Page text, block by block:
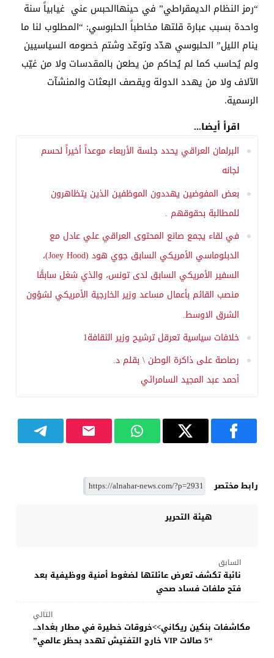
“رمز النظام الديمقراطي” في حينهاالحبس عني غيابياً سنة
واحدة بسبب عبارة قلتها مخاطباً الحلبوسي: “المطلوب لنا ما
ينام الليل” الحلبوسي هدّد وتوعّد وشتم خصومه السياسيين
ولم يُحاسب كما لم يُحاكم من يطعن بالمقدسات ولا من غيّب
الآلاف ولا من يهدد الدولة ويقصف البعثات والمنشآت
الرسمية.
اقرأ أيضا...
البرلمان العراقي يحدد جلسة الأربعاء موعداً أخيراً لحسم
لجانه
بعض المفوضين يهددون الموظفين الذين يتظاهرون
للمطالبة بحقوقهم .
في لقاء يجمع صانع المحتوى العراقي علي عادل مع
الدبلوماسي الأمريكي السابق جوي هود (Joey Hood)،
السفير الأمريكي السابق لدى تونس، والذي شغل سابقًا
منصب القائم بأعمال مساعد وزير الخارجية الأمريكي لشؤون
الشرق الاوسط.
خلافات سياسية تعرقل ترشيح وزير الثقافة1
رصاصة على ذاكرة الوطن \ بقلم د.
أحمد عبد المجيد السامرائي
رابط مختصر
هيئة التحرير
السابق
نائبة تكشف تعرض عائلتها لضغوط أمنية ووظيفية بعد
فتح ملفات فساد صحي
التالي
مكاشفات بنكين ريكاني>>خروقات خطيرة في مطار بغداد..
“5 صالات VIP خارج التفتيش تهدد بحظر عالمي”